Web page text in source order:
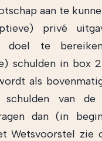
aan te
privé
doel te
schulden in box
als
schulden van
dan (in
Wetsvoorstel zie